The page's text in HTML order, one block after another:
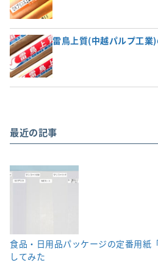
雷鳥上質(中越パルプ工業
最近の記事
食品・日用品パッケージの定番用紙
してみた